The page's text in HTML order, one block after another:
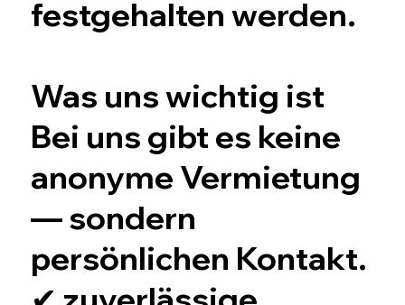
festgehalten werden.
Was uns wichtig ist
Bei uns gibt es keine
anonyme Vermietung
— sondern
persönlichen Kontakt.